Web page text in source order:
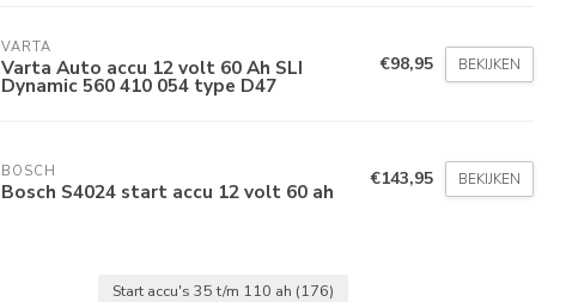
VARTA
Varta Auto accu 12 volt 60 Ah SLI
Dynamic 560 410 054 type D47
€98,95 BEKIJKEN
BOSCH
Bosch S4024 start accu 12 volt 60 ah €143,95 BEKIJKEN
Start accu's 35 t/m 110 ah (176)